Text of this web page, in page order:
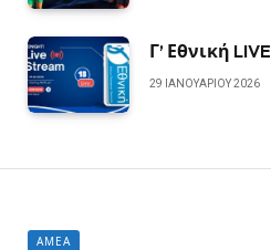
Γ’ Εθνική LIVE
29 ΙΑΝΟΥΑΡΊΟΥ 2026
ΑΜΕΑ